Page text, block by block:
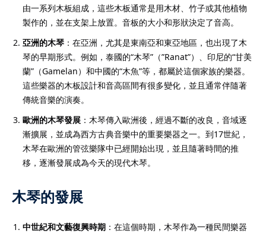
由一系列木板組成，這些木板通常是用木材、竹子或其他植物
製作的，並在支架上放置。音板的大小和形狀決定了音高。
亞洲的木琴 ：在亞洲，尤其是東南亞和東亞地區，也出現了木
琴的早期形式。例如，泰國的“木琴”（”Ranat”）、印尼的“甘美
蘭”（Gamelan）和中國的“木魚”等，都屬於這個家族的樂器。
這些樂器的木板設計和音高區間有很多變化，並且通常伴隨著
傳統音樂的演奏。
歐洲的木琴發展 ：木琴傳入歐洲後，經過不斷的改良，音域逐
漸擴展，並成為西方古典音樂中的重要樂器之一。到17世紀，
木琴在歐洲的管弦樂隊中已經開始出現，並且隨著時間的推
移，逐漸發展成為今天的現代木琴。
木琴的發展
中世紀和文藝復興時期 ：在這個時期，木琴作為一種民間樂器